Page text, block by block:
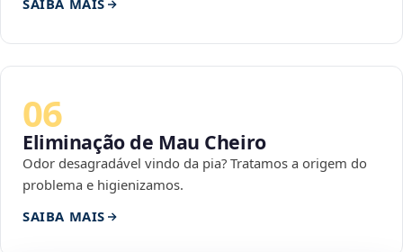
SAIBA MAIS
06
Eliminação de Mau Cheiro
Odor desagradável vindo da pia? Tratamos a origem do
problema e higienizamos.
SAIBA MAIS